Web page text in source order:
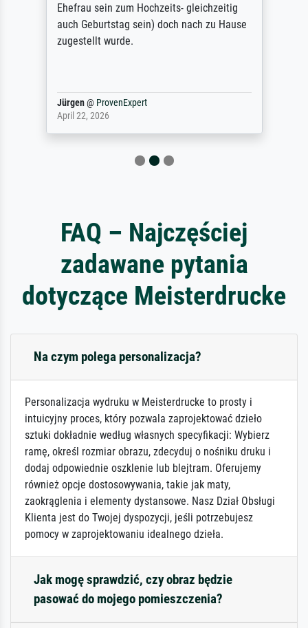
Ehefrau sein zum Hochzeits- gleichzeitig
auch Geburtstag sein) doch nach zu Hause
zugestellt wurde.
Jürgen@ ProvenExpert
April 22, 2026
FAQ – Najczęściej
zadawane pytania
dotyczące Meisterdrucke
Na czym polega personalizacja?
Personalizacja wydruku w Meisterdrucke to prosty i
intuicyjny proces, który pozwala zaprojektować dzieło
sztuki dokładnie według własnych specyfikacji: Wybierz
ramę, określ rozmiar obrazu, zdecyduj o nośniku druku i
dodaj odpowiednie oszklenie lub blejtram. Oferujemy
również opcje dostosowywania, takie jak maty,
zaokrąglenia i elementy dystansowe. Nasz Dział Obsługi
Klienta jest do Twojej dyspozycji, jeśli potrzebujesz
pomocy w zaprojektowaniu idealnego dzieła.
Jak mogę sprawdzić, czy obraz będzie
pasować do mojego pomieszczenia?